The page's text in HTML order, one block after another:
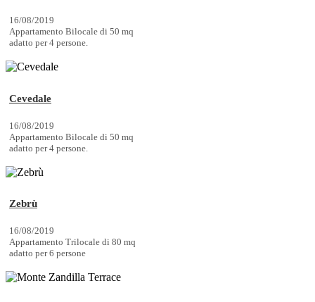
16/08/2019
Appartamento Bilocale di 50 mq
adatto per 4 persone.
Cevedale
16/08/2019
Appartamento Bilocale di 50 mq
adatto per 4 persone.
Zebrù
16/08/2019
Appartamento Trilocale di 80 mq
adatto per 6 persone